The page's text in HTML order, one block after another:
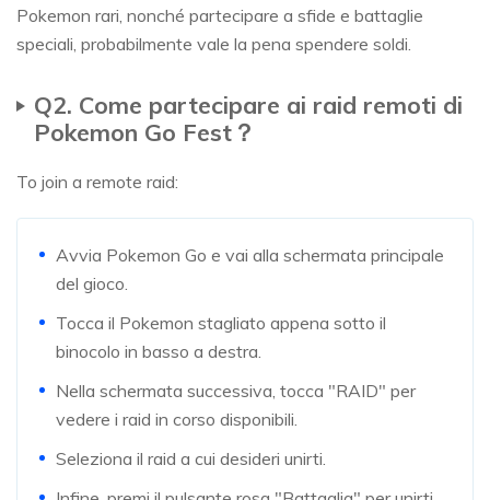
Pokemon rari, nonché partecipare a sfide e battaglie
speciali, probabilmente vale la pena spendere soldi.
Q2. Come partecipare ai raid remoti di
Pokemon Go Fest？
To join a remote raid:
Avvia Pokemon Go e vai alla schermata principale
del gioco.
Tocca il Pokemon stagliato appena sotto il
binocolo in basso a destra.
Nella schermata successiva, tocca "RAID" per
vedere i raid in corso disponibili.
Seleziona il raid a cui desideri unirti.